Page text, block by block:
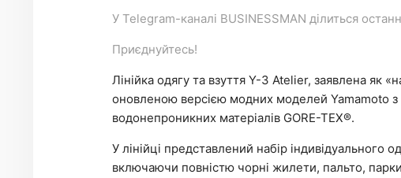
У Telegram-каналі BUSINESSMAN ділиться
Приєднуйтесь!
Лінійка одягу та взуття Y-3 Atelier, заявлена як
оновленою версією модних моделей Yamamoto
водонепроникних матеріалів GORE-TEX®.
У лінійці представлений набір
включаючи повністю чорні жилети, пальто,